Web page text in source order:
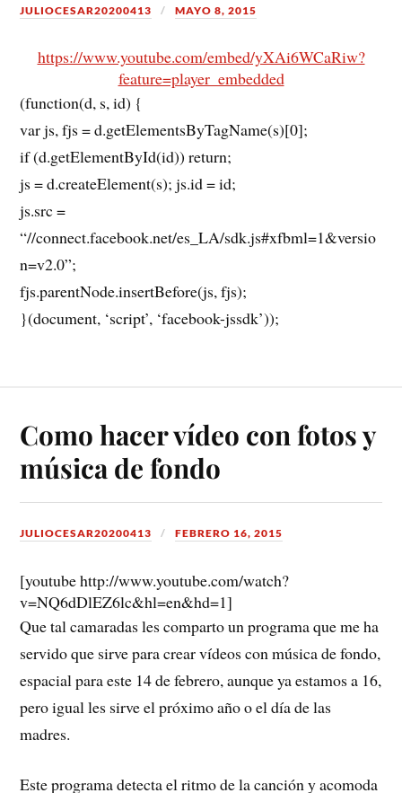
JULIOCESAR20200413 MAYO 8, 2015
https://www.youtube.com/embed/yXAi6WCaRiw?
feature=player_embedded
(function(d, s, id) {
var js, fjs = d.getElementsByTagName(s)[0];
if (d.getElementById(id)) return;
js = d.createElement(s); js.id = id;
js.src =
“//connect.facebook.net/es_LA/sdk.js#xfbml=1&versio
n=v2.0”;
fjs.parentNode.insertBefore(js, fjs);
}(document, ‘script’, ‘facebook-jssdk’));
Como hacer vídeo con fotos y
música de fondo
JULIOCESAR20200413 FEBRERO 16, 2015
[youtube http://www.youtube.com/watch?
v=NQ6dDlEZ6lc&hl=en&hd=1]
Que tal camaradas les comparto un programa que me ha
servido que sirve para crear vídeos con música de fondo,
espacial para este 14 de febrero, aunque ya estamos a 16,
pero igual les sirve el próximo año o el día de las
madres.
Este programa detecta el ritmo de la canción y acomoda